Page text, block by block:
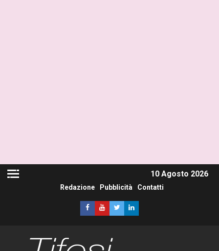
10 Agosto 2026
Redazione Pubblicità Contatti